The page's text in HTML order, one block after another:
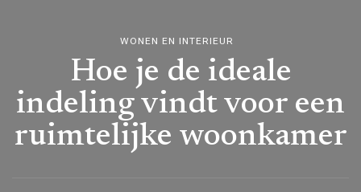
WONEN EN INTERIEUR
Hoe je de ideale
indeling vindt voor een
ruimtelijke woonkamer